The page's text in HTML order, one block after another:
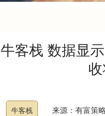
牛客栈 数据显
牛客栈 来源：有富策